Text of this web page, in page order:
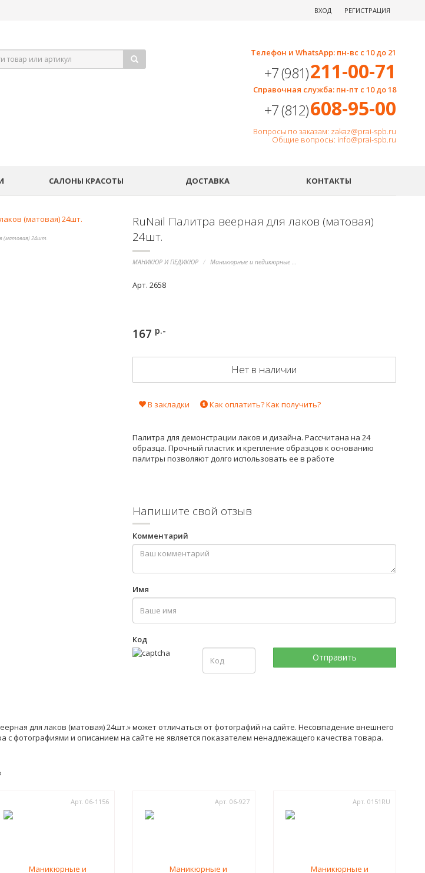
ВХОД РЕГИСТРАЦИЯ
Телефон и WhatsApp: пн-вс с 10 до 21
+7 (981)211-00-71
Справочная служба: пн-пт с 10 до 18
+7 (812)608-95-00
Вопросы по заказам: zakaz@prai-spb.ru
Общие вопросы: info@prai-spb.ru
САЛОНЫ КРАСОТЫ ДОСТАВКА КОНТАКТЫ
(матовая) 24шт.
RuNail Палитра веерная для лаков (матовая)
24шт.
МАНИКЮР И ПЕДИКЮР Маникюрные и педикюрные инструменты, пилки
Арт. 2658
167 р.-
Нет в наличии
В закладки Как оплатить? Как получить?
Палитра для демонстрации лаков и дизайна. Рассчитана на 24
образца. Прочный пластик и крепление образцов к основанию
палитры позволяют долго использовать ее в работе
Напишите свой отзыв
Комментарий
Имя
Код
для лаков (матовая) 24шт.» может отличаться от фотографий на сайте. Несовпадение внешнего
с фотографиями и описанием на сайте не является показателем ненадлежащего качества товара.
Арт. 06-1156 Арт. 06-927 Арт. 0151RU